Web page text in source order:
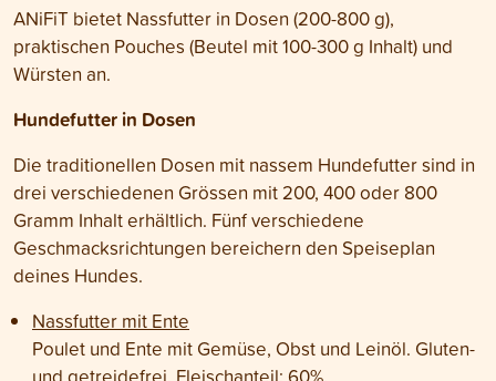
ANiFiT bietet Nassfutter in Dosen (200-800 g),
praktischen Pouches (Beutel mit 100-300 g Inhalt) und
Würsten an.
Hundefutter in Dosen
Die traditionellen Dosen mit nassem Hundefutter sind in
drei verschiedenen Grössen mit 200, 400 oder 800
Gramm Inhalt erhältlich. Fünf verschiedene
Geschmacksrichtungen bereichern den Speiseplan
deines Hundes.
Nassfutter mit Ente
Poulet und Ente mit Gemüse, Obst und Leinöl. Gluten-